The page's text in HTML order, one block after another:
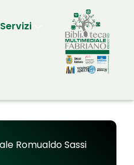
Servizi
Romualdo Sassi